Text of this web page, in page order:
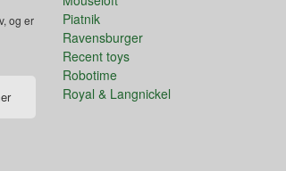
og er
Piatnik
Ravensburger
Recent toys
Robotime
Royal & Langnickel